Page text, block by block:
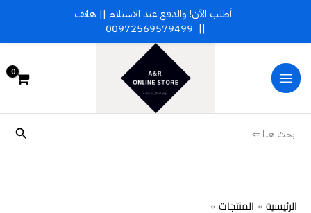
المحتوى
ابحث هنا ⇐
الرئيسية
المنتجات
أطلب الآن! والدفع عند الاستلام || هاتف
||
00972569579499